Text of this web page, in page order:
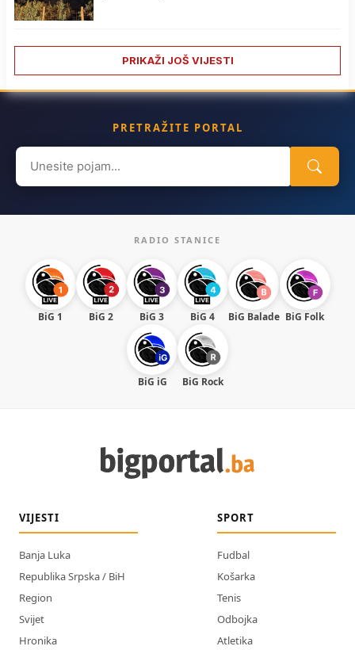
PRIKAŽI JOŠ VIJESTI
PRETRAŽITE PORTAL
Search
for:
RADIO STANICE
BiG 1 BiG 2 BiG 3 BiG 4 BiG Balade BiG Folk
BiG iG BiG Rock
VIJESTI
Banja Luka
Republika Srpska / BiH
Region
Svijet
Hronika
SPORT
Fudbal
Košarka
Tenis
Odbojka
Atletika